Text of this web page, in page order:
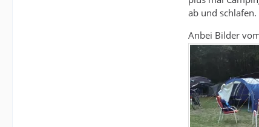
ab und schlafen.
Anbei Bilder